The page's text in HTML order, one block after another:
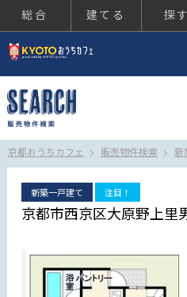
総合 建てる 探す
京都おうちカフェ 販売物件検索 新
新築一戸建て 注目！
京都市西京区大原野上里